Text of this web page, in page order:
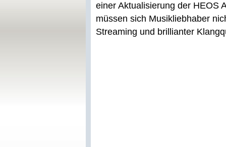
einer Aktualisierung der HEOS
müssen sich Musikliebhaber
Streaming und brillianter